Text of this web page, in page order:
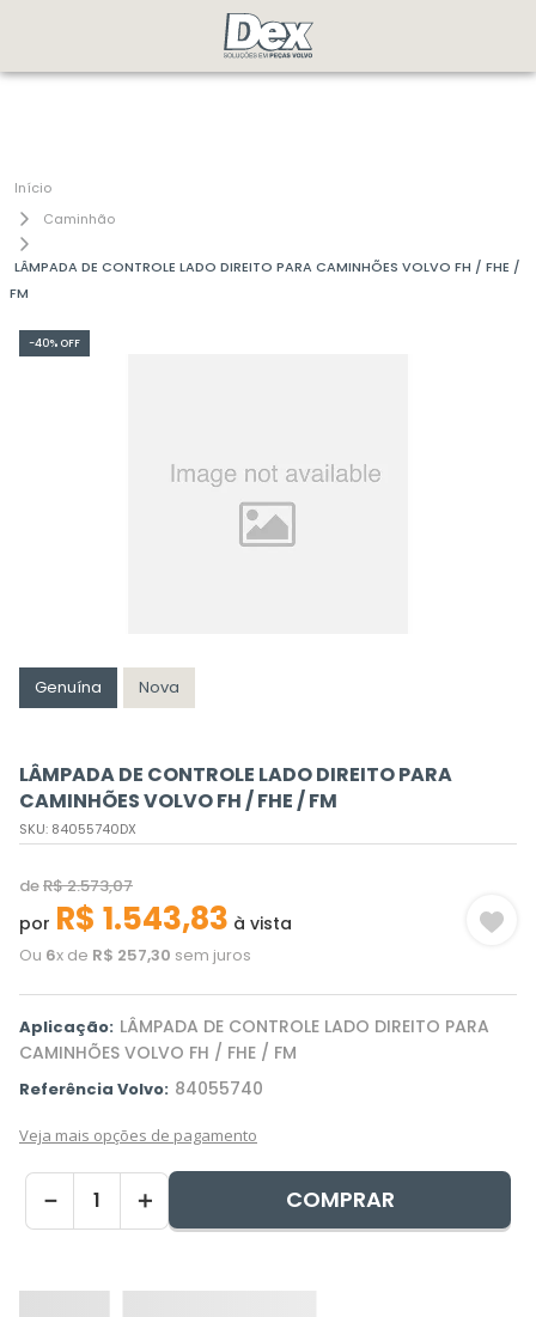
Caminhão
LÂMPADA DE CONTROLE LADO DIREITO PARA CAMINHÕES VOLVO FH / FHE /
FM
-40% OFF
Genuína Nova
LÂMPADA DE CONTROLE LADO DIREITO PARA
CAMINHÕES VOLVO FH / FHE / FM
SKU: 84055740DX
deR$2.573,07
por R$ 1.543,83 à vista
Ou 6x de R$ 257,30 sem juros
Aplicação: LÂMPADA DE CONTROLE LADO DIREITO PARA
CAMINHÕES VOLVO FH / FHE / FM
Referência Volvo: 84055740
Veja mais opções de pagamento
＋
－ COMPRAR